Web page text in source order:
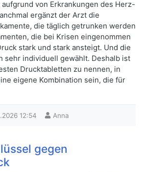
von Erkrankungen des Herz-
ergänzt der Arzt die
die täglich getrunken werden
die bei Krisen eingenommen
stark und stark ansteigt. Und die
sehr individuell gewählt. Deshalb ist
Drucktabletten zu nennen, in
eigene Kombination sein, die für
12:54 Anna
gegen